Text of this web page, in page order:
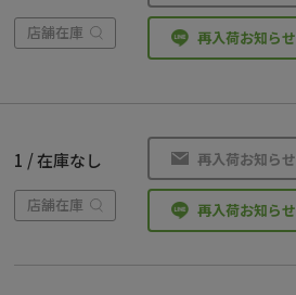
店舗在庫 再入荷お知らせ
1 / 在庫なし
店舗在庫
再入荷お知らせ
再入荷お知らせ